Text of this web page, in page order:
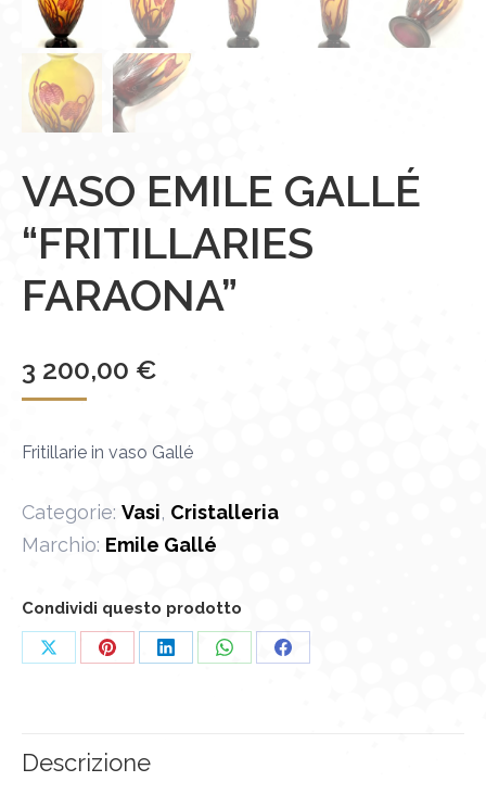
VASO EMILE GALLÉ
“FRITILLARIES
FARAONA”
3 200,00 €
Fritillarie in vaso Gallé
Categorie: Vasi, Cristalleria
Marchio: Emile Gallé
Condividi questo prodotto
CondividiCondividiCondividiCondividiCondividi
Descrizione